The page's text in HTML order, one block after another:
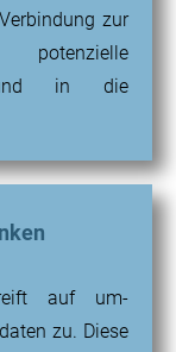
zur
potenzielle
und in die
auf um-
zu. Diese